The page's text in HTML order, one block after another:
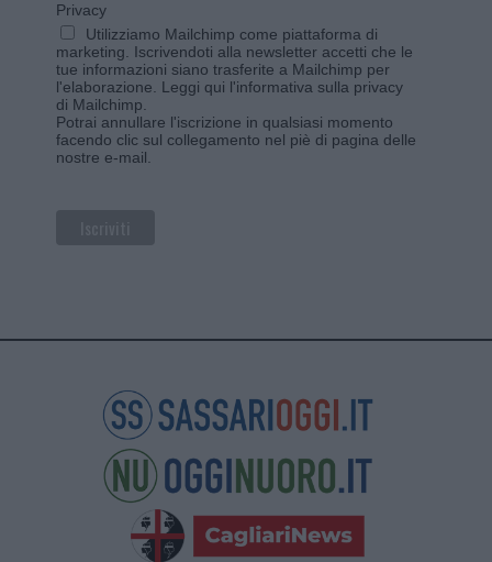
Privacy
Utilizziamo Mailchimp come piattaforma di
marketing. Iscrivendoti alla newsletter accetti che le
tue informazioni siano trasferite a Mailchimp per
l'elaborazione. Leggi qui l'informativa sulla privacy
di Mailchimp
Potrai annullare l'iscrizione in qualsiasi momento
facendo clic sul collegamento nel piè di pagina delle
nostre e-mail.